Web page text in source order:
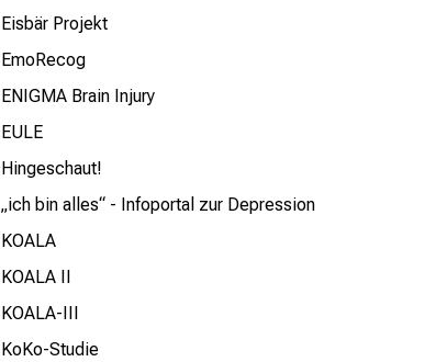
Eisbär Projekt
EmoRecog
ENIGMA Brain Injury
EULE
Hingeschaut!
„ich bin alles“ - Infoportal zur Depression
KOALA
KOALA II
KOALA-III
KoKo-Studie